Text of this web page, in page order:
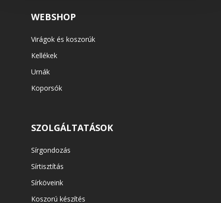
WEBSHOP
Virágok és koszorúk
Kellékek
Urnák
Koporsók
SZOLGÁLTATÁSOK
Sírgondozás
Sírtisztítás
Sírköveink
Koszorú készítés